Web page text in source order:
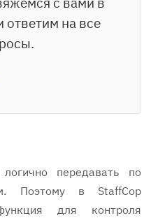
на все
передавать по
Поэтому в StaffCop
для контроля